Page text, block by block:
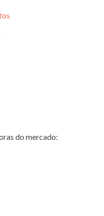
do mercado: